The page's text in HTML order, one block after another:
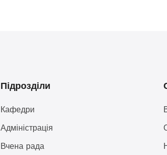
Підрозділи
Кафедри
Адміністрація
Вчена рада